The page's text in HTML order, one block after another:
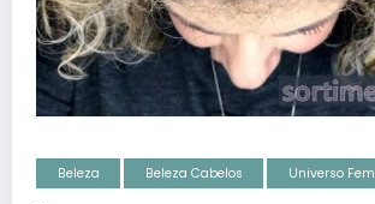
Beleza Beleza Cabelos Universo